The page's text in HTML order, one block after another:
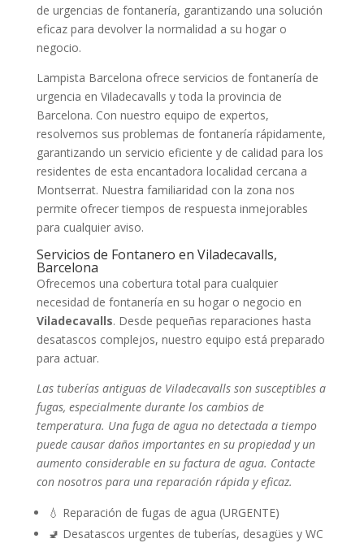
de urgencias de fontanería, garantizando una solución
eficaz para devolver la normalidad a su hogar o
negocio.
Lampista Barcelona ofrece servicios de fontanería de
urgencia en Viladecavalls y toda la provincia de
Barcelona. Con nuestro equipo de expertos,
resolvemos sus problemas de fontanería rápidamente,
garantizando un servicio eficiente y de calidad para los
residentes de esta encantadora localidad cercana a
Montserrat. Nuestra familiaridad con la zona nos
permite ofrecer tiempos de respuesta inmejorables
para cualquier aviso.
Servicios de Fontanero en Viladecavalls,
Barcelona
Ofrecemos una cobertura total para cualquier
necesidad de fontanería en su hogar o negocio en
Viladecavalls. Desde pequeñas reparaciones hasta
desatascos complejos, nuestro equipo está preparado
para actuar.
Las tuberías antiguas de Viladecavalls son susceptibles a
fugas, especialmente durante los cambios de
temperatura. Una fuga de agua no detectada a tiempo
puede causar daños importantes en su propiedad y un
aumento considerable en su factura de agua. Contacte
con nosotros para una reparación rápida y eficaz.
💧 Reparación de fugas de agua (URGENTE)
🚽 Desatascos urgentes de tuberías, desagües y WC